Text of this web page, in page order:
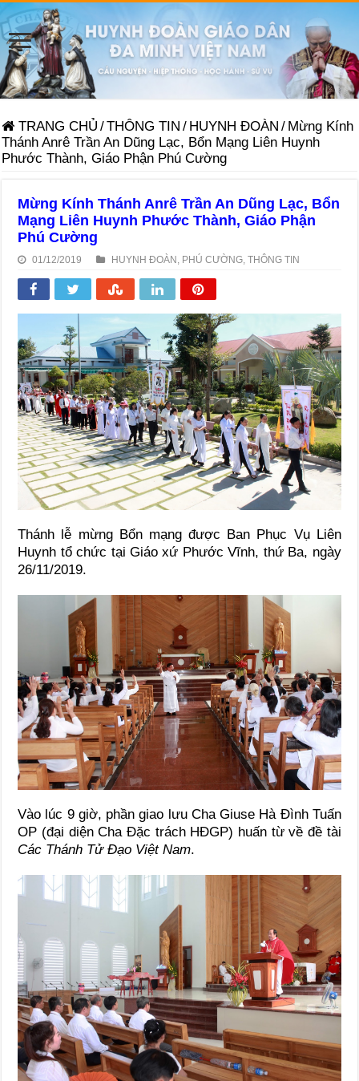
TRANG CHỦ /THÔNG TIN / HUYNH ĐOÀN / Mừng Kính
Thánh Anrê Trần An Dũng Lạc, Bổn Mạng Liên Huynh
Phước Thành, Giáo Phận Phú Cường
Mừng Kính Thánh Anrê Trần An Dũng Lạc, Bổn
Mạng Liên Huynh Phước Thành, Giáo Phận
Phú Cường
01/12/2019 HUYNH ĐOÀN PHÚ CƯỜNG ,THÔNG TIN
Thánh lễ mừng Bổn mạng được Ban Phục Vụ Liên
Huynh tổ chức tại Giáo xứ Phước Vĩnh, thứ Ba, ngày
26/11/2019.
Vào lúc 9 giờ, phần giao lưu Cha Giuse Hà Đình Tuấn
OP (đại diện Cha Đặc trách HĐGP) huấn từ về đề tài
Các Thánh Tử Đạo Việt Nam.